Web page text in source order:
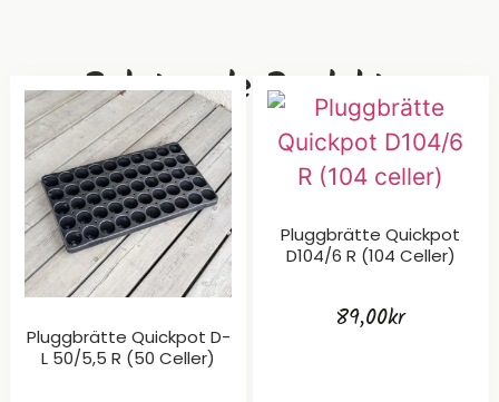
Relaterade Produkter
Pluggbrätte Quickpot D-
L 50/5,5 R (50 Celler)
Pluggbrätte Quickpot
D104/6 R (104 Celler)
89,00kr